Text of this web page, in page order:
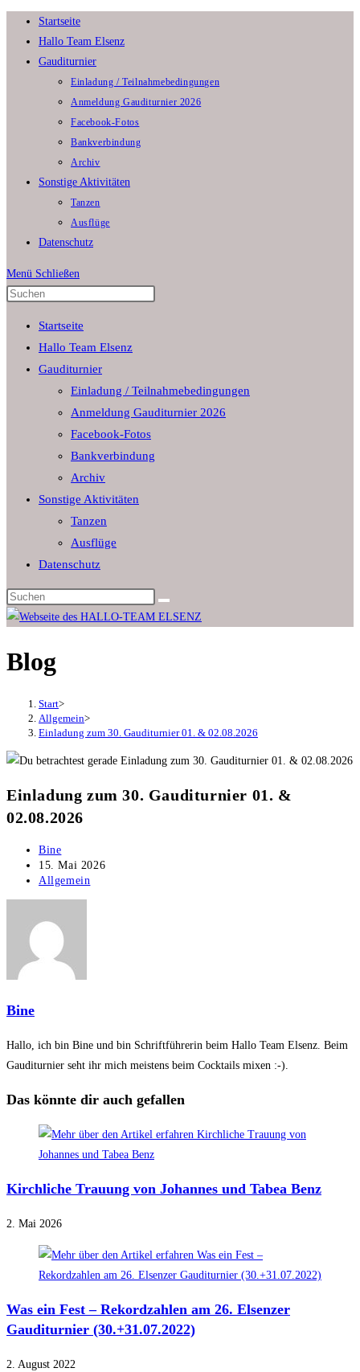
Zum
Inhalt
springen
Startseite
Hallo Team Elsenz
Gauditurnier
Einladung / Teilnahmebedingungen
Anmeldung Gauditurnier 2026
Facebook-Fotos
Bankverbindung
Archiv
Sonstige Aktivitäten
Tanzen
Ausflüge
Datenschutz
Menü Schließen
search
panel.
Startseite
Hallo Team Elsenz
Gauditurnier
Einladung / Teilnahmebedingungen
Anmeldung Gauditurnier 2026
Facebook-Fotos
Bankverbindung
Archiv
Sonstige Aktivitäten
Tanzen
Ausflüge
Datenschutz
Diese
Website
Blog
Start>
Allgemein>
Einladung zum 30. Gauditurnier 01. & 02.08.2026
Einladung zum 30. Gauditurnier 01. &
02.08.2026
Beitrags-
Autor:
Bine
Beitrag
veröffentlicht:
15. Mai 2026
Beitrags-
Allgemein
Bine
Hallo, ich bin Bine und bin Schriftführerin beim Hallo Team Elsenz. Beim
Gauditurnier seht ihr mich meistens beim Cocktails mixen :-).
Das könnte dir auch gefallen
Kirchliche Trauung von Johannes und Tabea Benz
2. Mai 2026
Was ein Fest – Rekordzahlen am 26. Elsenzer
Gauditurnier (30.+31.07.2022)
2. August 2022